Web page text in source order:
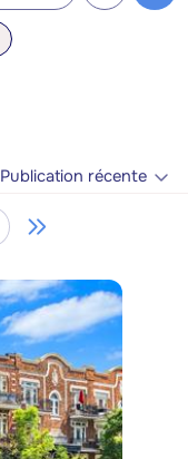
Publication récente